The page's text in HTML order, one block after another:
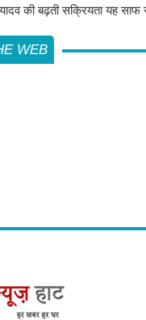
की बढ़ती सक्रियता यह
WEB